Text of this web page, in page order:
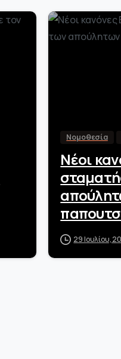
Νομοθεσία
Νέοι
29 Ιουλίου,